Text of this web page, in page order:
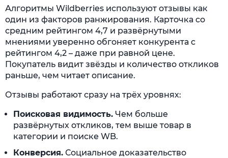
Алгоритмы Wildberries используют отзывы как
один из факторов ранжирования. Карточка со
средним рейтингом 4,7 и развёрнутыми
мнениями уверенно обгоняет конкурента с
рейтингом 4,2 – даже при равной цене.
Покупатель видит звёзды и количество откликов
раньше, чем читает описание.
Отзывы работают сразу на трёх уровнях:
Поисковая видимость. Чем больше
развёрнутых откликов, тем выше товар в
категории и поиске WB.
Конверсия. Социальное доказательство
Чек-лист эффективной работы с отзывами
на ВБ
Работа с отзывами на Wildberries с
экспертами Ingate
Вопрос-ответ
Можно ли покупать отзывы на Wildberries?
Как пожаловаться на некорректный отзыв?
Как удалить или скрыть отзыв на